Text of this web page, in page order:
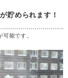
貯められます！
能です。